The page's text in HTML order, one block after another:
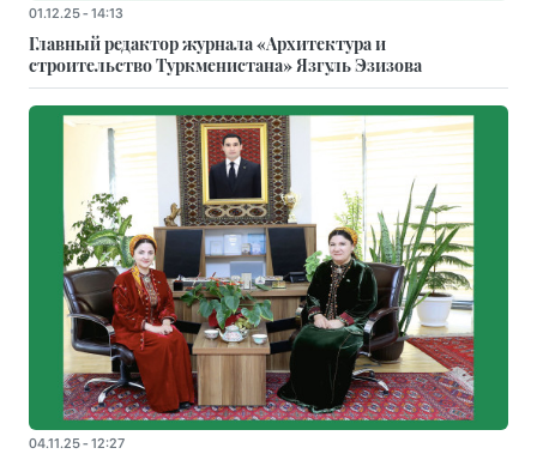
01.12.25 - 14:13
Главный редактор журнала «Архитектура и
строительство Туркменистана» Язгуль Эзизова
04.11.25 - 12:27